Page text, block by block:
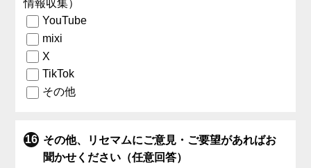
情報収集）
YouTube
mixi
X
TikTok
その他
その他、リセマムにご意見・ご要望があればお
聞かせください（任意回答）